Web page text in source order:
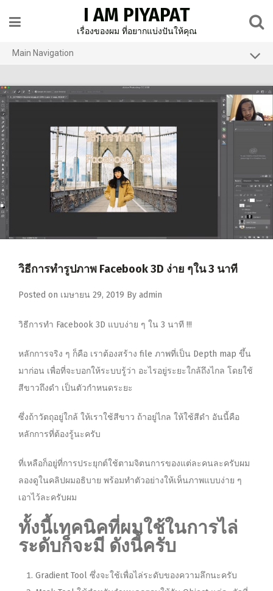
content
I AM PIYAPAT
เรื่องของผม ที่อยากแบ่งปันให้คุณ
Main Navigation
About Us
ท่องเที่ยวต่างประเทศ
ท่องเที่ยวในประเทศ
วิธีการทำรูปภาพ Facebook 3D ง่าย ๆใน 3 นาที
Posted on เมษายน 29, 2019 By admin
วิธีการทำ Facebook 3D แบบง่าย ๆ ใน 3 นาที !!!
หลักการจริง ๆ ก็คือ เราต้องสร้าง file ภาพที่เป็น Depth map ขึ้น
มาก่อน เพื่อที่จะบอกให้ระบบรู้ว่า อะไรอยู่ระยะใกล้ถึงไกล โดยใช้
สีขาวถึงดำ เป็นตัวกำหนดระยะ
ซึ่งถ้าวัตถุอยู่ใกล้ ให้เราใช้สีขาว ถ้าอยู่ไกล ให้ใช้สีดำ อันนี้คือ
หลักการที่ต้องรู้นะครับ
ที่เหลือก็อยู่ที่การประยุกต์ใช้ตามจิตนการของแต่ละคนละครับผม
ลองดูในคลิปผมอธิบาย พร้อมทำตัวอย่างให้เห็นภาพแบบง่าย ๆ
เอาไว้ละครับผม
ทั้งนี้เทคนิคที่ผมใช้ในการไล่
ระดับก็จะมี ดังนี้ครับ
Gradient Tool ซึ่งจะใช้เพื่อไล่ระดับของความลึกนะครับ